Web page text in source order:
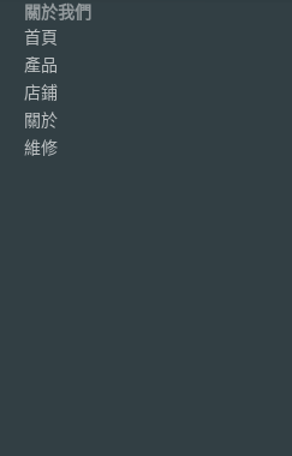
關於我們
首頁
產品
店鋪
關於
維修